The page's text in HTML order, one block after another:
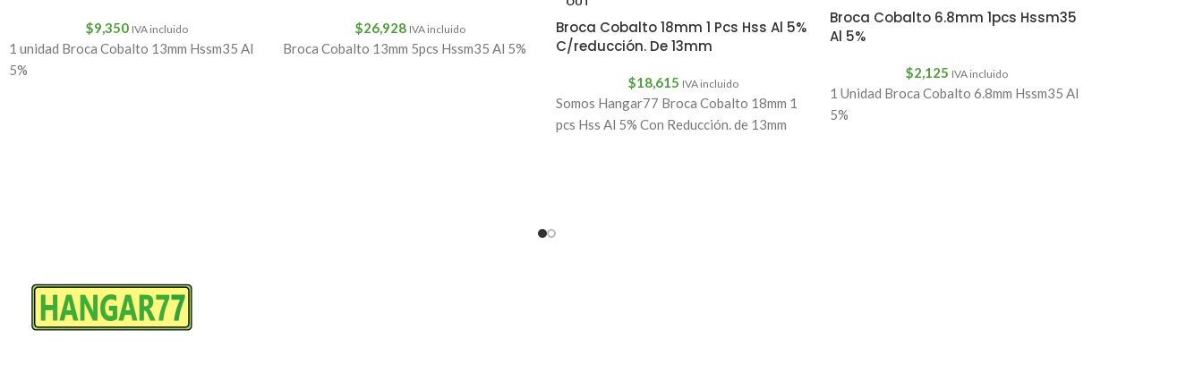
$9,350 IVA incluido
1 unidad Broca Cobalto 13mm Hssm35 Al
5%
$26,928 IVA incluido
Broca Cobalto 13mm 5pcs Hssm35 Al 5%
Broca Cobalto 18mm 1 Pcs Hss Al 5%
C/reducción. De 13mm
$18,615 IVA incluido
Somos Hangar77 Broca Cobalto 18mm 1
pcs Hss Al 5% Con Reducción. de 13mm
Broca Cobalto 6.8mm 1pcs Hssm35
Al 5%
$2,125 IVA incluido
1 Unidad Broca Cobalto 6.8mm Hssm35 Al
5%